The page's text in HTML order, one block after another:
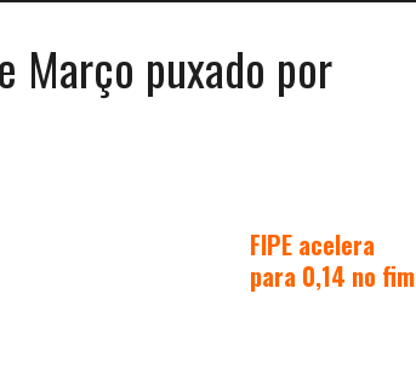
Março puxado por
FIPE acelera
para 0,14 no fim